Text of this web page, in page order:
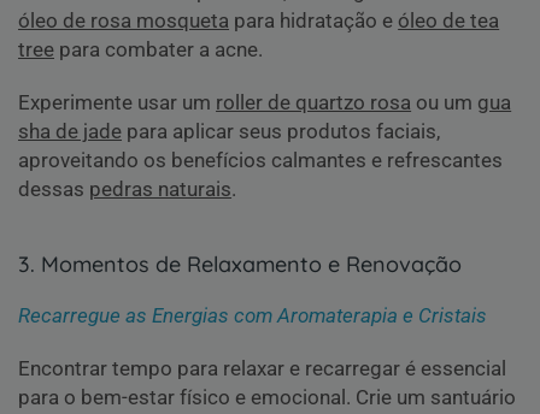
óleo de rosa mosqueta para hidratação e óleo de tea
tree para combater a acne.
Experimente usar um roller de quartzo rosa ou um gua
sha de jade para aplicar seus produtos faciais,
aproveitando os benefícios calmantes e refrescantes
dessas pedras naturais.
3. Momentos de Relaxamento e Renovação
Recarregue as Energias com Aromaterapia e Cristais
Encontrar tempo para relaxar e recarregar é essencial
para o bem-estar físico e emocional. Crie um santuário